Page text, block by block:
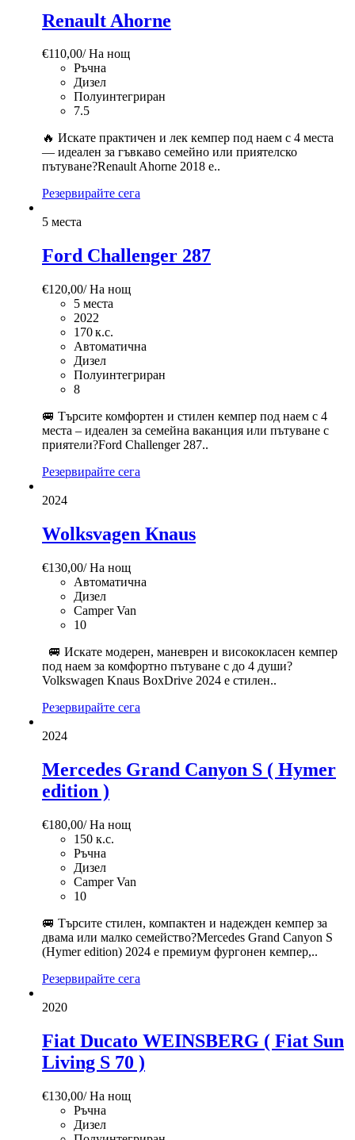
Renault Ahorne
110,00
€
/ На нощ
Ръчна
Дизел
Полуинтегриран
7.5
🔥 Искате практичен и лек кемпер под наем с 4 места
— идеален за гъвкаво семейно или приятелско
пътуване?Renault Ahorne 2018 е..
Резервирайте сега
5 места
Ford Challenger 287
120,00
€
/ На нощ
5 места
2022
170 к.с.
Автоматична
Дизел
Полуинтегриран
8
🚐 Търсите комфортен и стилен кемпер под наем с 4
места – идеален за семейна ваканция или пътуване с
приятели?Ford Challenger 287..
Резервирайте сега
2024
Wolksvagen Кnaus
130,00
€
/ На нощ
Автоматична
Дизел
Camper Van
10
🚐 Искате модерен, маневрен и висококласен кемпер
под наем за комфортно пътуване с до 4 души?
Volkswagen Knaus BoxDrive 2024 е стилен..
Резервирайте сега
2024
Mercedes Grand Canyon S ( Hymer
edition )
180,00
€
/ На нощ
150 к.с.
Ръчна
Дизел
Camper Van
10
🚐 Търсите стилен, компактен и надежден кемпер за
двама или малко семейство?Mercedes Grand Canyon S
(Hymer edition) 2024 е премиум фургонен кемпер,..
Резервирайте сега
2020
Fiat Ducato WEINSBERG ( Fiat Sun
Living S 70 )
130,00
€
/ На нощ
Ръчна
Дизел